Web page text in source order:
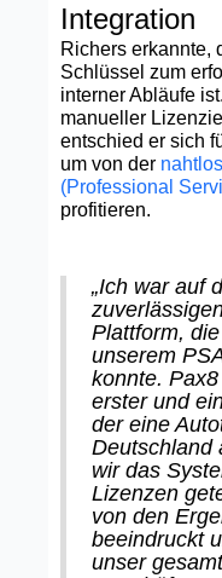
Integration
Richers erkannte,
Schlüssel zum
interner Abläufe
manueller
entschied er sich
um von der
(Professional
profitieren.
„Ich war auf
Plattform,
unserem
konnte.
erster und
der eine
Deutschland
wir das
Lizenzen
von den
beeindruckt
unser